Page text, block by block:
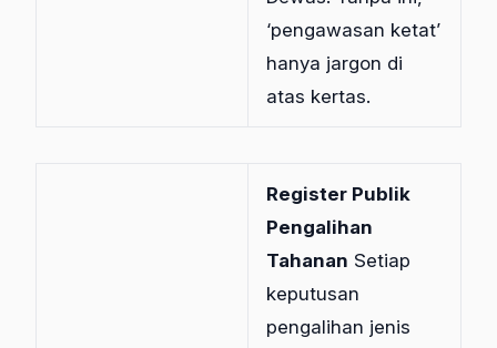
‘pengawasan ketat’
hanya jargon di
atas kertas.
Register Publik
Pengalihan
Tahanan Setiap
keputusan
pengalihan jenis